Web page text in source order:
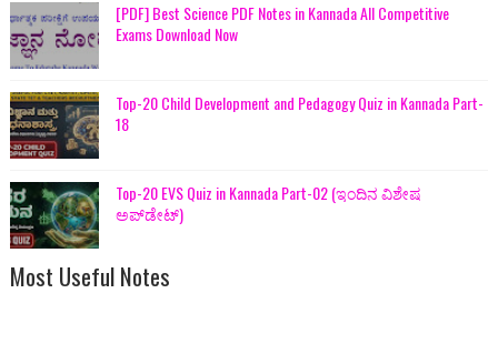
[PDF] Best Science PDF Notes in Kannada All Competitive
Exams Download Now
Top-20 Child Development and Pedagogy Quiz in Kannada Part-
18
Top-20 EVS Quiz in Kannada Part-02 (ಇಂದಿನ ವಿಶೇಷ
ಅಪ್‌ಡೇಟ್)
Most Useful Notes